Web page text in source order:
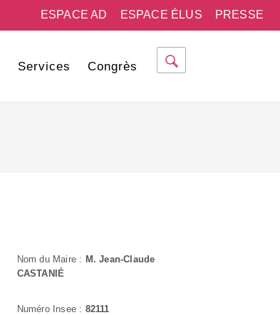
PRESSE
ESPACE ÉLUS
ESPACE AD
Services Congrès
Nom du Maire : M. Jean-Claude
CASTANIÉ
Numéro Insee : 82111